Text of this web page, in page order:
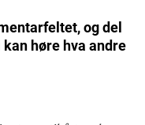
og del
høre hva andre